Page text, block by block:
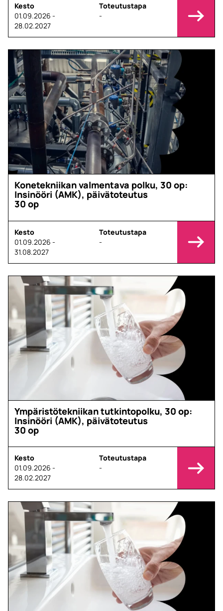
Kesto
01.09.2026 -
28.02.2027
Toteutustapa
-
Konetekniikan valmentava polku, 30 op:
Insinööri (AMK), päivätoteutus
30 op
Kesto
01.09.2026 -
31.08.2027
Toteutustapa
-
Ympäristötekniikan tutkintopolku, 30 op:
Insinööri (AMK), päivätoteutus
30 op
Kesto
01.09.2026 -
28.02.2027
Toteutustapa
-